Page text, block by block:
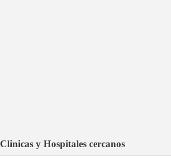
Clinicas y Hospitales cercanos